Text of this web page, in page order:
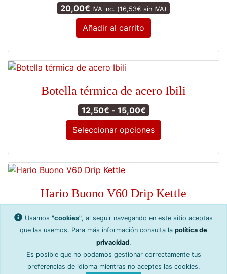
Las
opciones
se
elegir
en
página
de
producto
20,00€ IVA inc. (16,53€ sin IVA)
Añadir al carrito
Botella térmica de acero Ibili
12,50€ - 15,00€Rango de precios:
Seleccionar opciones
producto
tiene
variantes.
opciones
se
pueden
elegir
en
Hario Buono V60 Drip Kettle
45,00 € IVA inc. ( sin IVA)
Añadir al carrito
Usamos "cookies", al seguir navegando en este sitio aceptas
que las usemos. Para más información consulta la política de
privacidad.
Es posible que no podamos gestionar correctamente tus
preferencias de idioma mientras no aceptes las cookies.